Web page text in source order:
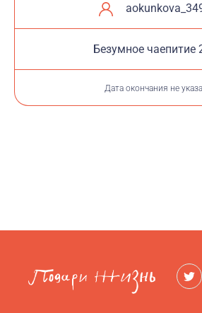
Безумное чаепитие
Дата окончания не